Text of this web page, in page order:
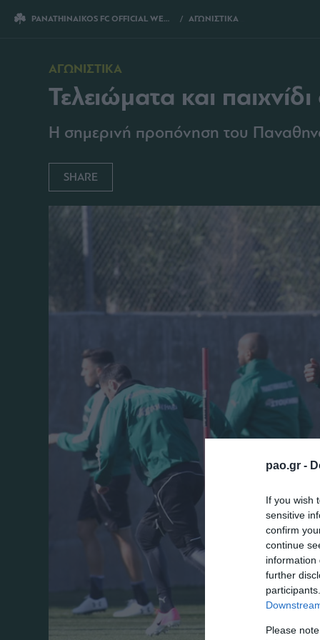
pao.gr -
If you wish
sensitive
confirm
continue
information
further
Please
PANATHINAIKOS FC OFFICIAL WEBSITE ΑΓΩΝΙΣΤΙΚΑ
ΑΓΩΝΙΣΤΙΚΑ
Τελειώματα και
Η σημερινή προπόνηση του
SHARE